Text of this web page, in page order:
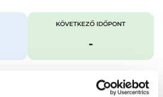
KÖVETKEZŐ IDŐPONT
-
Vélemények